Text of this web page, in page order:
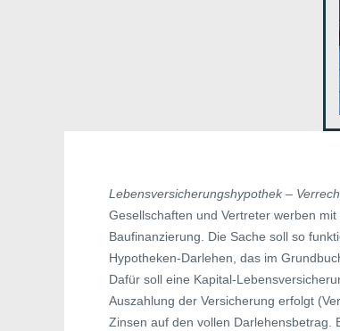
Lebensversicherungshypothek –
Gesellschaften und Vertreter werben
Baufinanzierung. Die Sache soll so
Hypotheken-Darlehen, das im
Dafür soll eine Kapital-
Auszahlung der Versicherung erfolgt
Zinsen auf den vollen Darlehensbetrag.